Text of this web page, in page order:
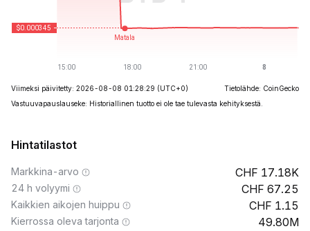
Viimeksi päivitetty: 2026-08-08 01:28:29 (UTC+0)
Tietolähde: CoinGecko
Vastuuvapauslauseke: Historiallinen tuotto ei ole tae tulevasta kehityksestä.
Hintatilastot
Markkina-arvo 17.18K
24 h volyymi 67.25
Kaikkien aikojen huippu 1.15
Kierrossa oleva tarjonta 49.80M